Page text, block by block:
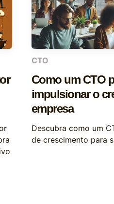
CTO
Como um CTO
impulsionar o
empresa
Descubra como um
de crescimento para